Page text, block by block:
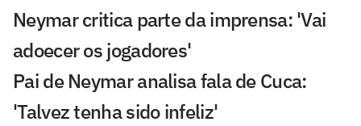
Neymar critica parte da imprensa: 'Vai
adoecer os jogadores'
Pai de Neymar analisa fala de Cuca:
'Talvez tenha sido infeliz'